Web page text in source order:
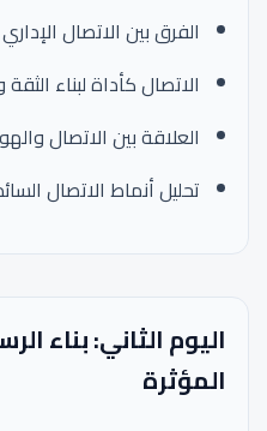
الفرق بين الاتصال
الاتصال كأداة لبناء الثقة
العلاقة بين الاتصال
تحليل أنماط الاتصال
اليوم الثاني: بناء
المؤثرة